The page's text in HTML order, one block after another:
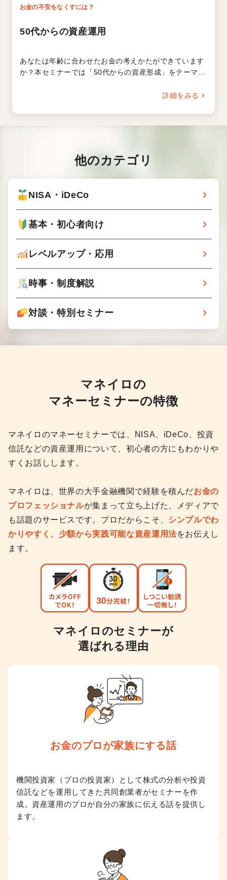
お金の不安をなくすには？
50代からの資産運用
あなたは年齢に合わせたお金の考えかたができています
か？本セミナーでは「50代からの資産形成」をテーマ
を踏まえた老後資金の準備法を詳しく解説。初心者にも
詳細をみる
他のカテゴリ
NISA・ iDeCo
基本・初心者向け
レベルアップ・ 応用
時事・制度解説
対談・特別 セミナー
マネイロの
マネーセミナーの特徴
マネイロのマネーセミナーでは、NISA、iDeCo、投資
信託などの資産運用について、初心者の方にもわかりや
すくお話しします。
マネイロは、世界の大手金融機関で経験を積んだお金の
プロフェッショナルが集まって立ち上げた、メディアで
も話題のサービスです。プロだからこそ、 シンプルでわ
かりやすく、少額から実践可能な資産運用法をお伝えし
ます。
マネイロのセミナーが
選ばれる理由
お金のプロが家族にする話
機関投資家（プロの投資家）として株式の分析や投資
信託などを運用してきた共同創業者がセミナーを作
成。資産運用のプロが自分の家族に伝える話を提供し
ます。